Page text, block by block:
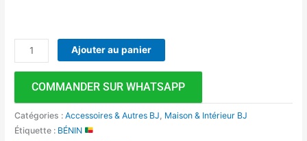
Ajouter au panier
COMMANDER SUR WHATSAPP
Catégories :Accessoires & Autres BJ Maison & Intérieur BJ
Étiquette : BÉNIN